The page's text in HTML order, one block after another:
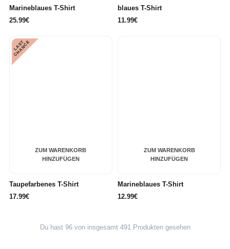
Marineblaues T-Shirt
25.99€
blaues T-Shirt
11.99€
ZUM WARENKORB
HINZUFÜGEN
L
A
S
T
C
H
A
N
C
E
Taupefarbenes T-Shirt
17.99€
ZUM WARENKORB
HINZUFÜGEN
Marineblaues T-Shirt
12.99€
Du hast 96 von insgesamt 491 Produkten gesehen